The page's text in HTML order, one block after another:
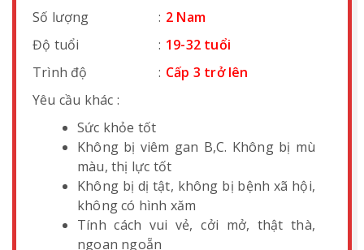
Số lượng
: 2 Nam
Độ tuổi
: 19-32 tuổi
Trình độ
: Cấp 3 trở lên
Yêu cầu khác :
Sức khỏe tốt
Không bị viêm gan B,C. Không bị mù
màu, thị lực tốt
Không bị dị tật, không bị bệnh xã hội,
không có hình xăm
Tính cách vui vẻ, cởi mở, thật thà,
ngoan ngoẵn